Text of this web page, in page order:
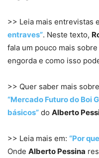
>> Leia mais entrevistas
entraves”. Neste texto,
fala um pouco mais
engorda e como isso
>> Quer saber mais
“Mercado Futuro do Boi
básicos” do Alberto
>> Leia mais em: “Por
Onde Alberto Pessina